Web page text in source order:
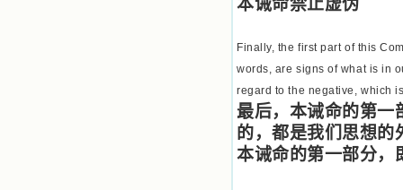
本诫命禁止虚伪
Finally, the first part of this
words, are signs of what is in
regard to the negative, which
最后，本诫命的第一
的，都是我们思想的
本诫命的第一部分，